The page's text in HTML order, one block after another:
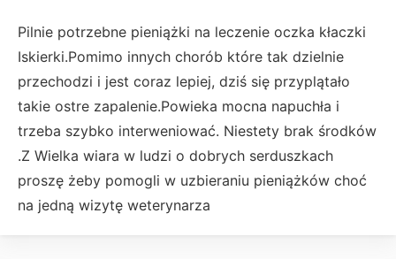
Pilnie potrzebne pieniążki na leczenie oczka kłaczki
Iskierki.Pomimo innych chorób które tak dzielnie
przechodzi i jest coraz lepiej, dziś się przyplątało
takie ostre zapalenie.Powieka mocna napuchła i
trzeba szybko interweniować. Niestety brak środków
.Z Wielka wiara w ludzi o dobrych serduszkach
proszę żeby pomogli w uzbieraniu pieniążków choć
na jedną wizytę weterynarza